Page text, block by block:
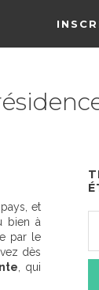
et
bien à
par le
dès
, qui